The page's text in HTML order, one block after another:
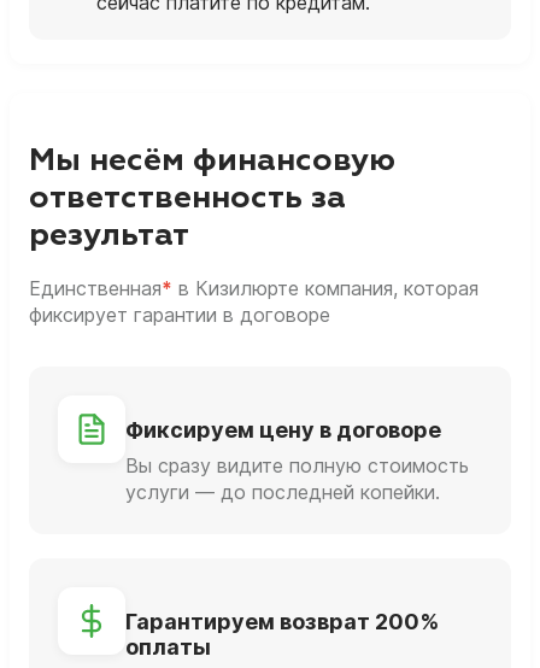
Мы несём финансовую
ответственность за
результат
Единственная* в Кизилюрте компания, которая
фиксирует гарантии в договоре
Фиксируем цену в договоре
Вы сразу видите полную стоимость
услуги — до последней копейки.
Гарантируем возврат 200%
оплаты